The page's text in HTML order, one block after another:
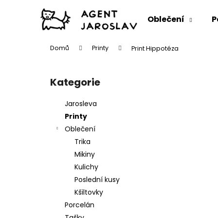
Oblečení
Domů Printy Print Hippotéza
Přeskočit
kategorie
Kategorie
Jarosleva
Printy
Oblečení
Trika
Mikiny
Kulichy
Poslední kusy
Kšiltovky
Porcelán
Zpět
obchodu
Zpět
obchodu